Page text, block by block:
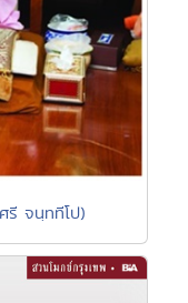
รี จนฺททีโป)